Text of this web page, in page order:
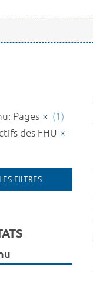
Pages
(1)
des FHU
FILTRES